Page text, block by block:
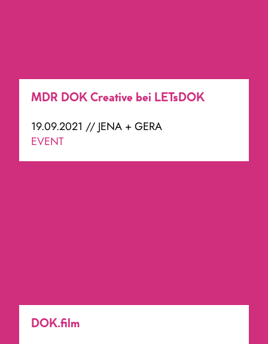
MDR DOK Creative bei LETsDOK
19.09.2021 // JENA + GERA
EVENT
DOK.film